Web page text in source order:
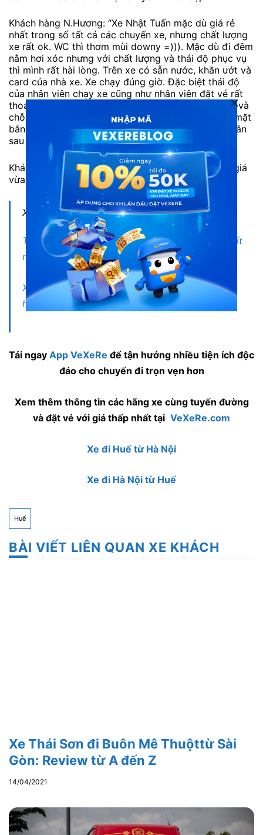
Khách hàng N.Hương: “Xe Nhật Tuấn mặc dù giá rẻ
nhất trong số tất cả các chuyến xe, nhưng chất lượng
xe rất ok. WC thì thơm mùi downy =))). Mặc dù đi đêm
nằm hơi xóc nhưng với chất lượng và thái độ phục vụ
thì mình rất hài lòng. Trên xe có sẵn nước, khăn ướt và
card của nhà xe. Xe chạy đúng giờ. Đặc biệt thái độ
của nhân viên chạy xe cũng như nhân viên đặt vé rất
thoải mái, dễ chịu. Điểm trừ duy nhất là xe hơi xóc, và
chỗ ăn đêm không được ngon lắm. Nhưng cũng là mặt
bằng chung, trạm ăn đêm ở chỗ nào cũng thế cả. Lần
sau nếu đi mình vẫn sẽ chọn Nhật Tuấn”
Khách hàng Thăng: “Điểm dừng ăn đêm khá ngon, giá
vừa phải”
Xem thêm:
Tổng hợp xe giường nằm đi Huế: Top hãng xe tốt
nhất
Xe khách đi Huế từ Đà Nẵng: Tổng hợp top 5
hãng xe tốt nhất
Tải ngay App VeXeRe để tận hưởng nhiều tiện ích độc
đáo cho chuyến đi trọn vẹn hơn
Xem thêm thông tin các hãng xe cùng tuyến đường
và đặt vé với giá thấp nhất tại VeXeRe.com
Xe đi Huế từ Hà Nội
Xe đi Hà Nội từ Huế
Huế
BÀI VIẾT LIÊN QUAN XE KHÁCH
Xe Thái Sơn đi Buôn Mê Thuộttừ Sài
Gòn: Review từ A đến Z
14/04/2021